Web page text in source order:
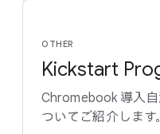
OTHER
Kickstart
Chromebook 導入
ついて​ご紹介します。